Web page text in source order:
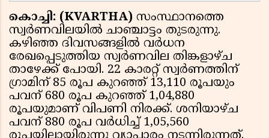
കൊച്ചി: (KVARTHA) സംസ്ഥാനത്തെ
സ്വർണവിലയിൽ ചാഞ്ചാട്ടം തുടരുന്നു.
കഴിഞ്ഞ ദിവസങ്ങളിൽ വർധന
രേഖപ്പെടുത്തിയ സ്വർണവില തിങ്കളാഴ്ച
താഴേക്ക് പോയി. 22 കാരറ്റ് സ്വർണത്തിന്
ഗ്രാമിന് 85 രൂപ കുറഞ്ഞ് 13,110 രൂപയും
പവന് 680 രൂപ കുറഞ്ഞ് 1,04,880
രൂപയുമാണ് വിപണി നിരക്ക്. ശനിയാഴ്ച
പവന് 880 രൂപ വർധിച്ച് 1,05,560